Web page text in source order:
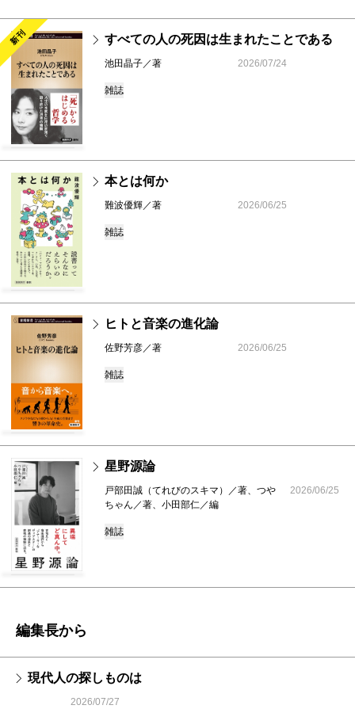
新刊 すべての人の死因は生まれたことである
池田晶子／著 2026/07/24
雑誌
本とは何か
難波優輝／著 2026/06/25
雑誌
ヒトと音楽の進化論
佐野芳彦／著 2026/06/25
雑誌
星野源論
戸部田誠（てれびのスキマ）／著、つや
ちゃん／著、小田部仁／編
2026/06/25
雑誌
編集長から
現代人の探しものは
2026/07/27